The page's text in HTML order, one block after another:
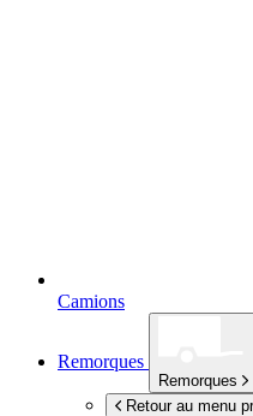
Camions
Remorques
Remorques
Retour au menu